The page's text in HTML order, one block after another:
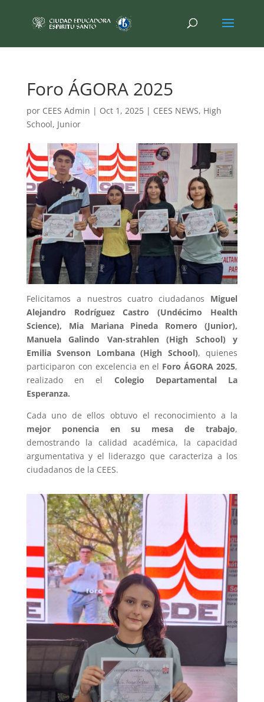
Foro ÁGORA 2025
por CEES Admin | Oct 1, 2025| CEES NEWS, High
School, Junior
Felicitamos a nuestros cuatro ciudadanos Miguel
Alejandro Rodríguez Castro (Undécimo Health
Science), Mia Mariana Pineda Romero (Junior),
Manuela Galindo Van-strahlen (High School) y
Emilia Svenson Lombana (High School), quienes
participaron con excelencia en el Foro ÁGORA 2025,
realizado en el Colegio Departamental La
Esperanza.
Cada uno de ellos obtuvo el reconocimiento a la
mejor ponencia en su mesa de trabajo,
demostrando la calidad académica, la capacidad
argumentativa y el liderazgo que caracteriza a los
ciudadanos de la CEES.